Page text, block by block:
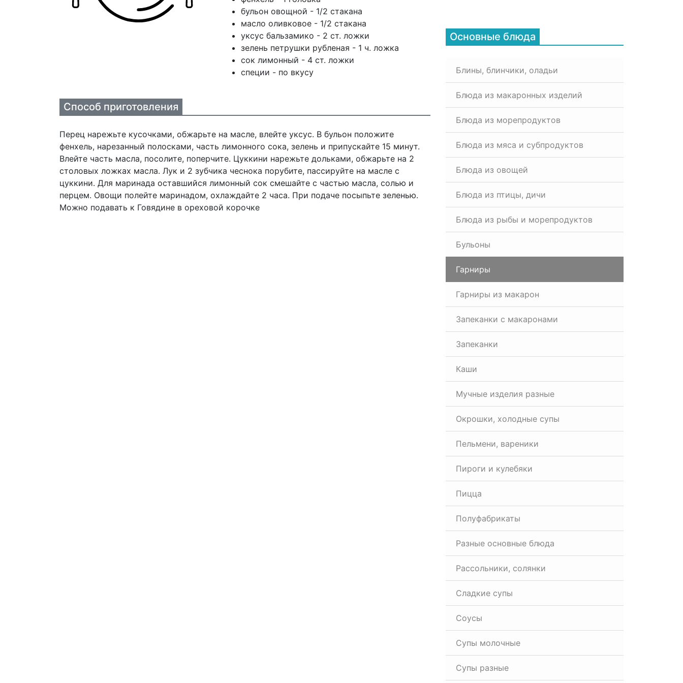
бульон овощной - 1/2 стакана
масло оливковое - 1/2 стакана
уксус бальзамико - 2 ст. ложки
зелень петрушки рубленая - 1 ч. ложка
сок лимонный - 4 ст. ложки
специи - по вкусу
Способ приготовления
Перец нарежьте кусочками, обжарьте на масле, влейте уксус. В бульон положите
фенхель, нарезанный полосками, часть лимонного сока, зелень и припускайте 15 минут.
Влейте часть масла, посолите, поперчите. Цуккини нарежьте дольками, обжарьте на 2
столовых ложках масла. Лук и 2 зубчика чеснока порубите, пассируйте на масле с
цуккини. Для маринада оставшийся лимонный сок смешайте с частью масла, солью и
перцем. Овощи полейте маринадом, охлаждайте 2 часа. При подаче посыпьте зеленью.
Можно подавать к Говядине в ореховой корочке
Основные блюда
Блины, блинчики, оладьи
Блюда из макаронных изделий
Блюда из морепродуктов
Блюда из мяса и субпродуктов
Блюда из овощей
Блюда из птицы, дичи
Блюда из рыбы и морепродуктов
Бульоны
Гарниры
Гарниры из макарон
Запеканки с макаронами
Запеканки
Каши
Мучные изделия разные
Окрошки, холодные супы
Пельмени, вареники
Пироги и кулебяки
Пицца
Полуфабрикаты
Разные основные блюда
Рассольники, солянки
Сладкие супы
Соусы
Супы молочные
Супы разные